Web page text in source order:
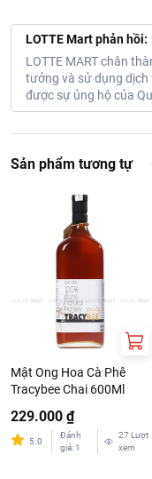
LOTTE Mart phản hồi:
LOTTE MART chân
tưởng và sử dụng dịch
được sự ủng hộ của
Sản phẩm tương tự
Mật Ong Hoa Cà Phê
Tracybee Chai 600Ml
229.000 ₫
5.0
Đánh
giá: 1
27 Lượt
xem